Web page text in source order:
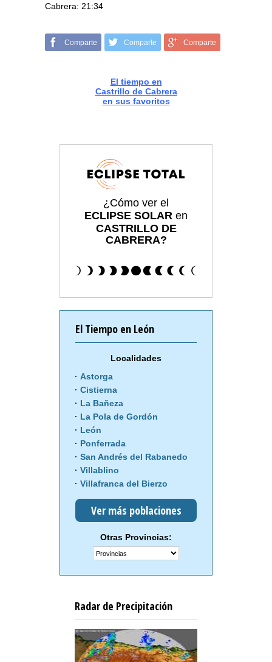
Cabrera: 21:34
Comparte Comparte Comparte
El tiempo en
Castrillo de Cabrera
en sus favoritos
¿Cómo ver el
ECLIPSE SOLAR en
CASTRILLO DE
CABRERA?
El Tiempo en León
Localidades
Astorga
Cistierna
La Bañeza
La Pola de Gordón
León
Ponferrada
San Andrés del Rabanedo
Villablino
Villafranca del Bierzo
Ver más poblaciones
Otras Provincias:
Radar de Precipitación